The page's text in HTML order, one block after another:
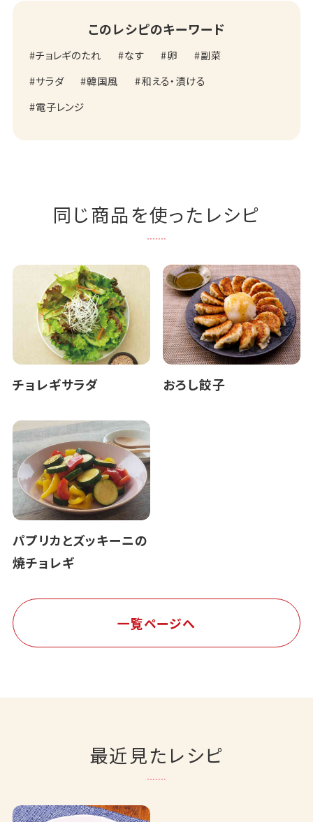
このレシピのキーワード
チョレギのたれ なす 卵
副菜
サラダ
韓国風
和える・漬ける
電子レンジ
同じ商品を使ったレシピ
チョレギサラダ おろし餃子
パプリカとズッキーニの
焼チョレギ
一覧ページへ
最近見たレシピ